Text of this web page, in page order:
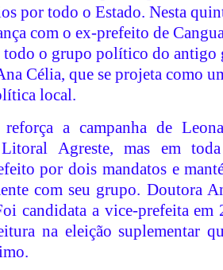
por todo o Estado. Nesta
com o ex-prefeito de
todo o grupo político do antigo
Célia, que se projeta como
local.
a campanha de
Agreste, mas em
por dois mandatos e
com seu grupo. Doutora
candidata a vice-prefeita em
na eleição suplementar